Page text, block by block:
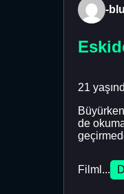
-
21
de
Filml...